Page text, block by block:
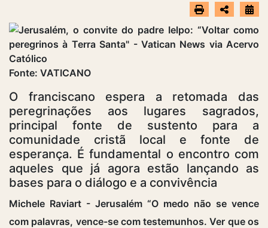
Fonte: VATICANO
O franciscano espera a retomada das
peregrinações aos lugares sagrados,
principal fonte de sustento para a
comunidade cristã local e fonte de
esperança. É fundamental o encontro com
aqueles que já agora estão lançando as
bases para o diálogo e a convivência
Michele Raviart - Jerusalém “O medo não se vence
com palavras, vence-se com testemunhos. Ver que os